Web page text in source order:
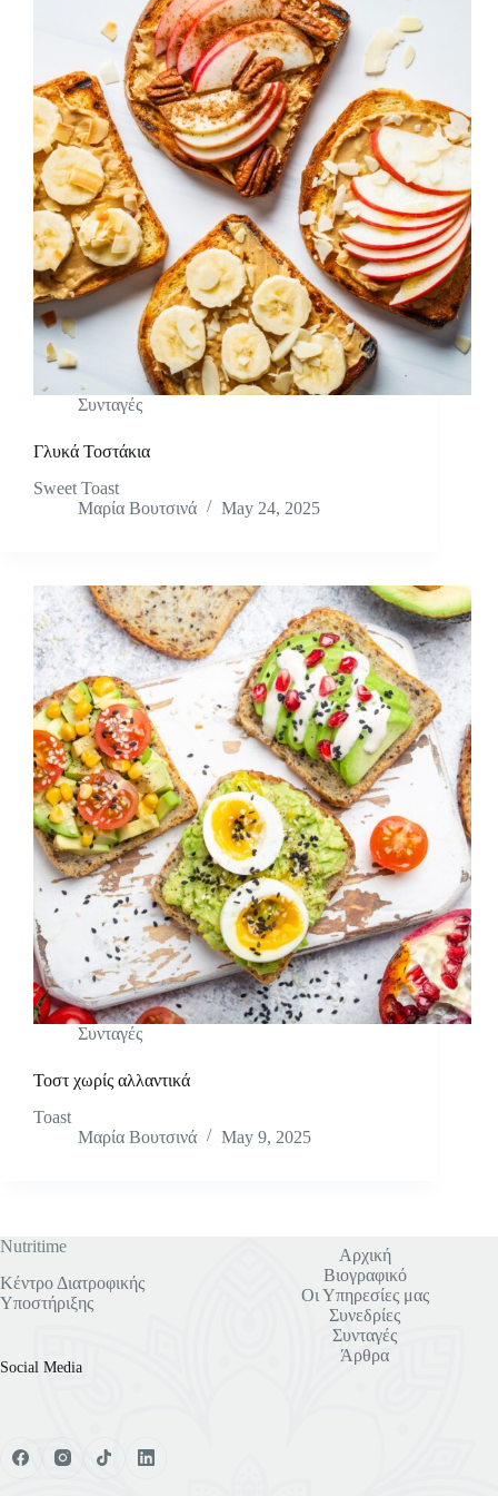
Συνταγές
Γλυκά Τοστάκια
Sweet Toast
Μαρία Βουτσινά
May 24, 2025
Συνταγές
Τοστ χωρίς αλλαντικά
Toast
Μαρία Βουτσινά
May 9, 2025
Nutritime
Κέντρο Διατροφικής
Υποστήριξης
Social Media
Αρχική
Βιογραφικό
Οι Υπηρεσίες μας
Συνεδρίες
Συνταγές
Άρθρα